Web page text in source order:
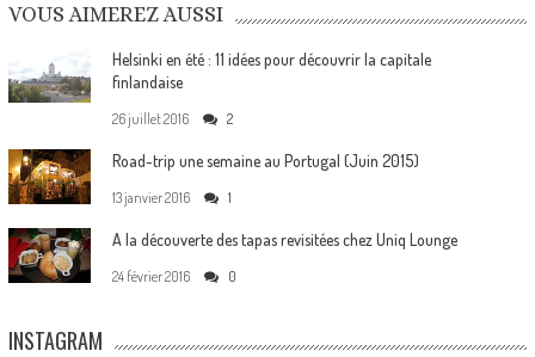
VOUS AIMEREZ AUSSI
Helsinki en été : 11 idées pour découvrir la capitale
finlandaise
26 juillet 2016 2
Road-trip une semaine au Portugal (Juin 2015)
13 janvier 2016 1
A la découverte des tapas revisitées chez Uniq Lounge
24 février 2016 0
INSTAGRAM